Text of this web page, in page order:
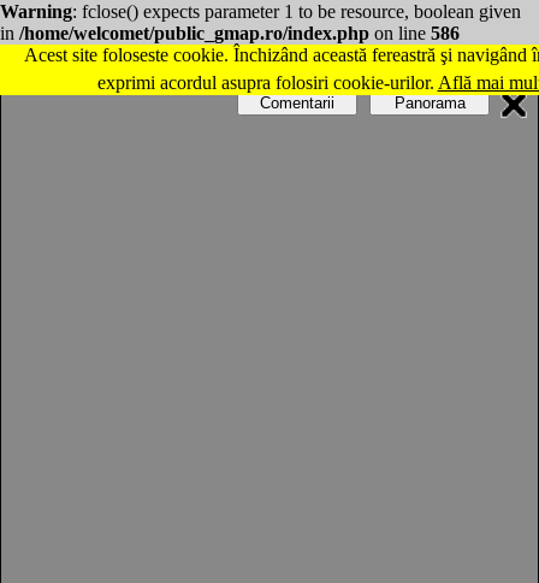
Warning: fclose() expects parameter 1 to be resource, boolean given
in /home/welcomet/public_gmap.ro/index.php on line 586
Acest site foloseste cookie. Închizând această fereastră şi navigând
exprimi acordul asupra folosiri cookie-urilor. Află mai
Hartă Zetea: Biserica catolică
Comentarii Panorama